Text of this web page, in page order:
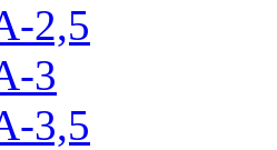
2,5
3
3,5